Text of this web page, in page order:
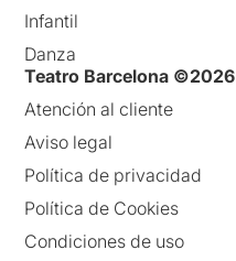
Infantil
Danza
Teatro Barcelona ©2026
Atención al cliente
Aviso legal
Política de privacidad
Política de Cookies
Condiciones de uso